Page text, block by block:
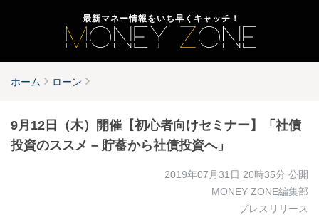
最新マネー情報をいち早くキャッチ！
ホーム ローン
9月12日（木）開催【初心者向けセミナー】「社債
投資のススメ – 貯蓄から社債投資へ」
2019年07月31日 20時35分 公開
MONEY ZONE編集部
プレスリリース